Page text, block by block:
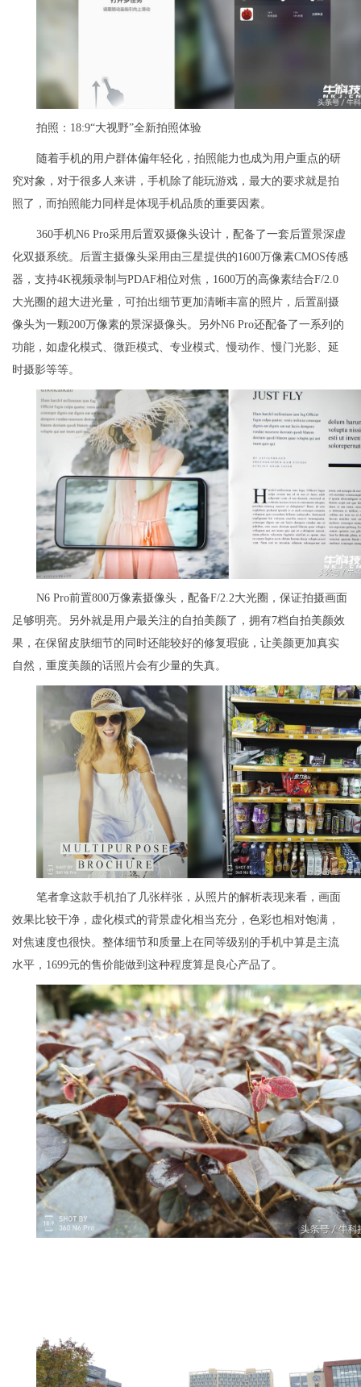
拍照：18:9“大视野”全新拍照体验
随着手机的用户群体偏年轻化，拍照能力也成为用户重点的研
究对象，对于很多人来讲，手机除了能玩游戏，最大的要求就是拍
照了，而拍照能力同样是体现手机品质的重要因素。
360手机N6 Pro采用后置双摄像头设计，配备了一套后置景深虚
化双摄系统。后置主摄像头采用由三星提供的1600万像素CMOS传感
器，支持4K视频录制与PDAF相位对焦，1600万的高像素结合F/2.0
大光圈的超大进光量，可拍出细节更加清晰丰富的照片，后置副摄
像头为一颗200万像素的景深摄像头。另外N6 Pro还配备了一系列的
功能，如虚化模式、微距模式、专业模式、慢动作、慢门光影、延
时摄影等等。
N6 Pro前置800万像素摄像头，配备F/2.2大光圈，保证拍摄画面
足够明亮。另外就是用户最关注的自拍美颜了，拥有7档自拍美颜效
果，在保留皮肤细节的同时还能较好的修复瑕疵，让美颜更加真实
自然，重度美颜的话照片会有少量的失真。
笔者拿这款手机拍了几张样张，从照片的解析表现来看，画面
效果比较干净，虚化模式的背景虚化相当充分，色彩也相对饱满，
对焦速度也很快。整体细节和质量上在同等级别的手机中算是主流
水平，1699元的售价能做到这种程度算是良心产品了。